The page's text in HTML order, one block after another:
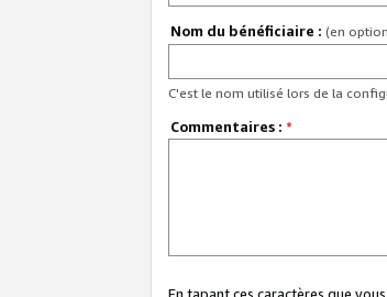
Nom du bénéficiaire : (en
C'est le nom utilisé lors de la
Commentaires : *